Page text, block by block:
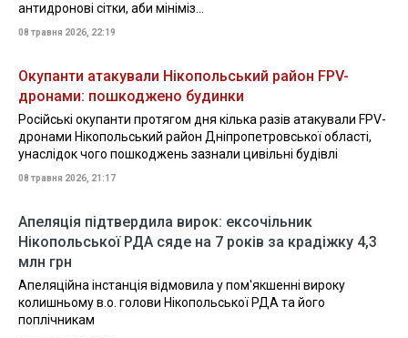
антидронові сітки, аби мініміз...
08 травня 2026, 22:19
Окупанти атакували Нікопольський район FPV-
дронами: пошкоджено будинки
Російські окупанти протягом дня кілька разів атакували FPV-
дронами Нікопольський район Дніпропетровської області,
унаслідок чого пошкоджень зазнали цивільні будівлі
08 травня 2026, 21:17
Апеляція підтвердила вирок: ексочільник
Нікопольської РДА сяде на 7 років за крадіжку 4,3
млн грн
Апеляційна інстанція відмовила у пом'якшенні вироку
колишньому в.о. голови Нікопольської РДА та його
поплічникам